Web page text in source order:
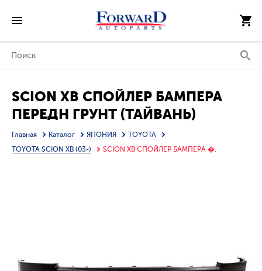
SCION XB СПОЙЛЕР БАМПЕРА
ПЕРЕДН ГРУНТ (ТАЙВАНЬ)
Главная Каталог ЯПОНИЯ
TOYOTA
TOYOTA SCION XB (03-)
SCION XB СПОЙЛЕР БАМПЕРА �.